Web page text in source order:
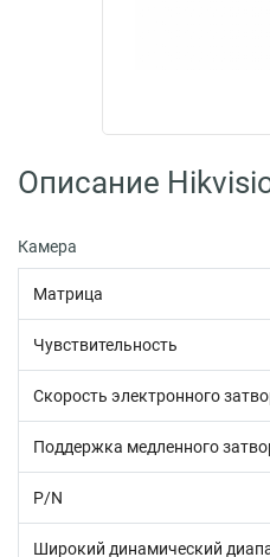
Описание
Камера
Матрица
Чувствительность
Скорость электронного
Поддержка медленного
P/N
Широкий динамический